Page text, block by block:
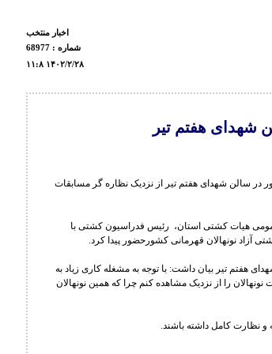
اخبار منتخب
شماره : 68977
۱۱:۸ ۱۴۰۲/۲/۲۸
هفتم تیر
در سالن شهدای هفتم تیر از نزدیک نظاره گر مسابقات
هیات کشتی استان، رئیس فدراسیون کشتی با
آزاد نونهالان قهرمانی کشورحضور پیدا کرد.
هفتم تیر بیان داشت: با توجه به مشغله کاری زیاد به
را از نزدیک مشاهده کنم چرا که همین نونهالان
و نظارت کامل داشته باشند.